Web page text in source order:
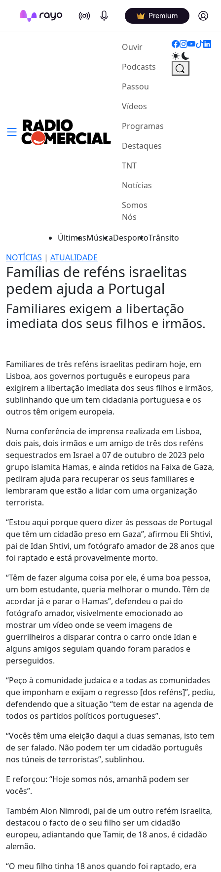
On Air Podcasts Premium Log in
Ouvir(current)
Podcasts
Passou
Vídeos
Programas
Destaques
TNT
Notícias
Somos
Nós
ÚltimasMúsicaDesportoTrânsito
NOTÍCIAS | ATUALIDADE
Famílias de reféns israelitas
pedem ajuda a Portugal
Familiares exigem a libertação
imediata dos seus filhos e irmãos.
Familiares de três reféns israelitas pediram hoje, em
Lisboa, aos governos português e europeus para
exigirem a libertação imediata dos seus filhos e irmãos,
sublinhando que um tem cidadania portuguesa e os
outros têm origem europeia.
Numa conferência de imprensa realizada em Lisboa,
dois pais, dois irmãos e um amigo de três dos reféns
sequestrados em Israel a 07 de outubro de 2023 pelo
grupo islamita Hamas, e ainda retidos na Faixa de Gaza,
pediram ajuda para recuperar os seus familiares e
lembraram que estão a lidar com uma organização
terrorista.
“Estou aqui porque quero dizer às pessoas de Portugal
que têm um cidadão preso em Gaza”, afirmou Eli Shtivi,
pai de Idan Shtivi, um fotógrafo amador de 28 anos que
foi raptado e está provavelmente morto.
“Têm de fazer alguma coisa por ele, é uma boa pessoa,
um bom estudante, queria melhorar o mundo. Têm de
acordar já e parar o Hamas”, defendeu o pai do
fotógrafo amador, visivelmente emocionado ao
mostrar um vídeo onde se veem imagens de
guerrilheiros a disparar contra o carro onde Idan e
alguns amigos seguiam quando foram parados e
perseguidos.
“Peço à comunidade judaica e a todas as comunidades
que imponham e exijam o regresso [dos reféns]”, pediu,
defendendo que a situação “tem de estar na agenda de
todos os partidos políticos portugueses”.
“Vocês têm uma eleição daqui a duas semanas, isto tem
de ser falado. Não podem ter um cidadão português
nos túneis de terroristas”, sublinhou.
E reforçou: “Hoje somos nós, amanhã podem ser
vocês”.
Também Alon Nimrodi, pai de um outro refém israelita,
destacou o facto de o seu filho ser um cidadão
europeu, adiantando que Tamir, de 18 anos, é cidadão
alemão.
“O meu filho tinha 18 anos quando foi raptado, era